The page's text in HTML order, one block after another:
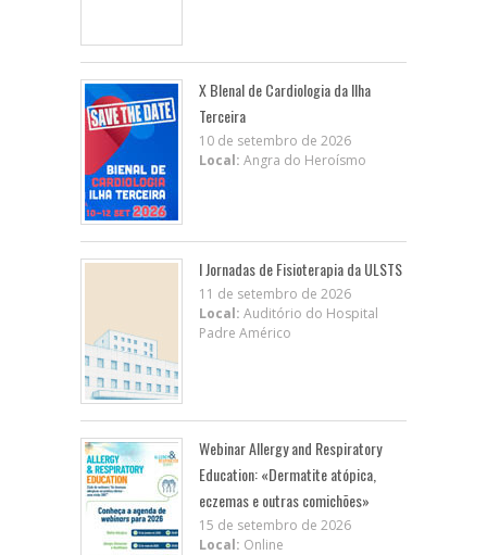
X BIenal de Cardiologia da Ilha
Terceira
10 de setembro de 2026
Local: Angra do Heroísmo
I Jornadas de Fisioterapia da ULSTS
11 de setembro de 2026
Local: Auditório do Hospital
Padre Américo
Webinar Allergy and Respiratory
Education: «Dermatite atópica,
eczemas e outras comichões»
15 de setembro de 2026
Local: Online